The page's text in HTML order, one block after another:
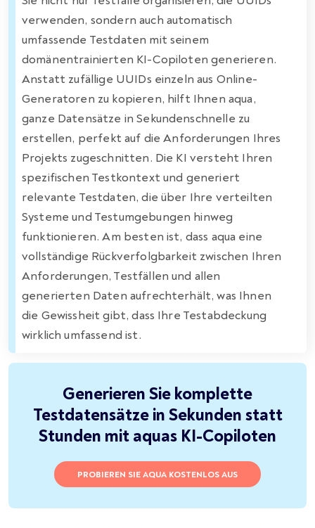
verwenden, sondern auch automatisch
umfassende Testdaten mit seinem
domänentrainierten KI-Copiloten generieren.
Anstatt zufällige UUIDs einzeln aus Online-
Generatoren zu kopieren, hilft Ihnen aqua,
ganze Datensätze in Sekundenschnelle zu
erstellen, perfekt auf die Anforderungen Ihres
Projekts zugeschnitten. Die KI versteht Ihren
spezifischen Testkontext und generiert
relevante Testdaten, die über Ihre verteilten
Systeme und Testumgebungen hinweg
funktionieren. Am besten ist, dass aqua eine
vollständige Rückverfolgbarkeit zwischen Ihren
Anforderungen, Testfällen und allen
generierten Daten aufrechterhält, was Ihnen
die Gewissheit gibt, dass Ihre Testabdeckung
wirklich umfassend ist.
Generieren Sie komplette
Testdatensätze in Sekunden statt
Stunden mit aquas KI-Copiloten
PROBIEREN SIE AQUA KOSTENLOS AUS